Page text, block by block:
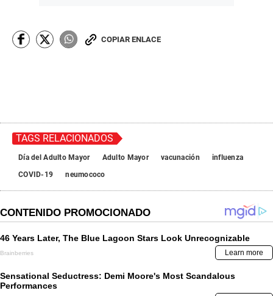
COPIAR ENLACE
TAGS RELACIONADOS
Día del Adulto Mayor Adulto Mayor vacunación
influenza
COVID-19
neumococo